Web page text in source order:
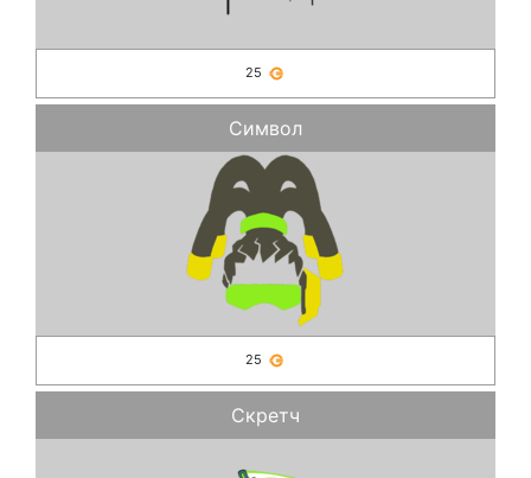
25
Символ
25
Скретч